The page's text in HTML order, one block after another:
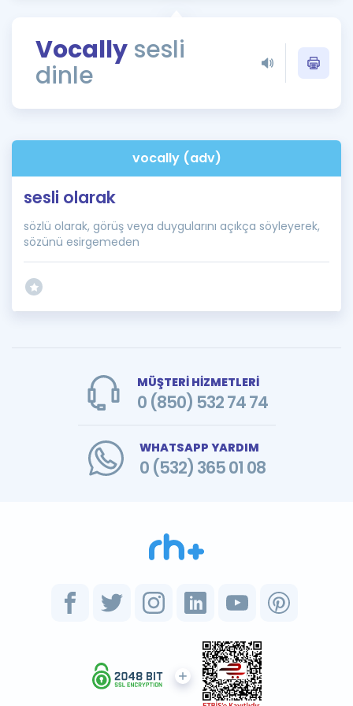
Rehberlik Aracı
ÖSYM Sınav Takvimi
İngilizce Gramer
Vocally sesli
dinle
vocally (adv)
sesli olarak
sözlü olarak, görüş veya duygularını açıkça söyleyerek,
sözünü esirgemeden
MÜŞTERİ HİZMETLERİ
0 (850) 532 74 74
WHATSAPP YARDIM
0 (532) 365 01 08